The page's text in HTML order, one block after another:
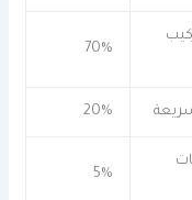
70%
20%
5%